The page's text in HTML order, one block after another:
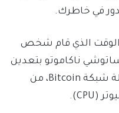
في خاطرك.
منذُ عام 2009، في الوقت الذي قام شخص
ناكاموتو بتعدين
Genesis Block، وهي كانت أول كتلة شبكة Bitcoin، من
(
CPU
).